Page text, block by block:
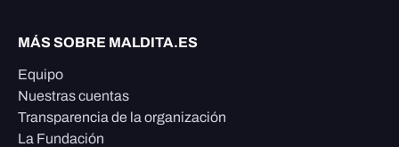
MÁS SOBRE MALDITA.ES
Equipo
Nuestras cuentas
Transparencia de la organización
La Fundación